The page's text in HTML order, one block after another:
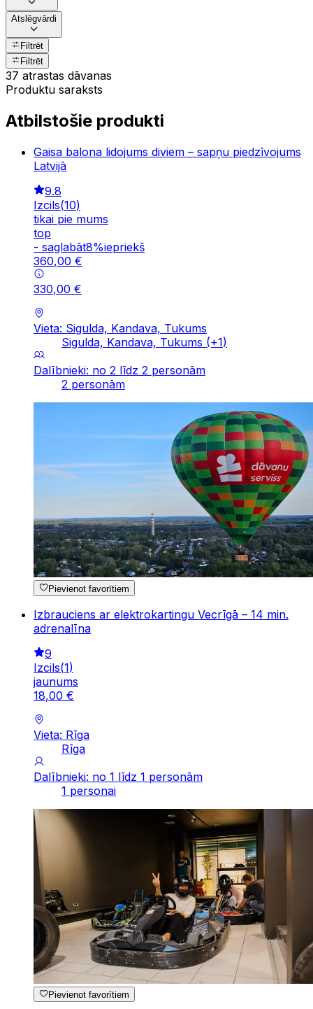
Atslēgvārdi
Filtrēt
Filtrēt
37 atrastas dāvanas
Produktu saraksts
Atbilstošie produkti
Gaisa balona lidojums diviem – sapņu piedzīvojums
Latvijā
9.8
Izcils(10)
tikai pie mums
top
- saglabāt8%iepriekš
360,00 €
330,00 €
Vieta: Sigulda, Kandava, Tukums
Sigulda, Kandava, Tukums (+1)
Dalībnieki: no 2 līdz 2 personām
2 personām
Pievienot favorītiem
Izbrauciens ar elektrokartingu Vecrīgā – 14 min.
adrenalīna
9
Izcils(1)
jaunums
18,00 €
Vieta: Rīga
Rīga
Dalībnieki: no 1 līdz 1 personām
1 personai
Pievienot favorītiem